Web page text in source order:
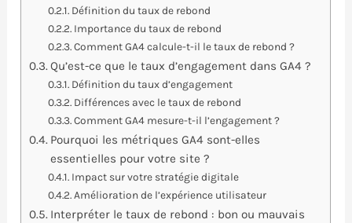
Définition du taux de rebond
Importance du taux de rebond
Comment GA4 calcule-t-il le taux de rebond ?
Qu’est-ce que le taux d’engagement dans GA4 ?
Définition du taux d’engagement
Différences avec le taux de rebond
Comment GA4 mesure-t-il l’engagement ?
Pourquoi les métriques GA4 sont-elles
essentielles pour votre site ?
Impact sur votre stratégie digitale
Amélioration de l’expérience utilisateur
Interpréter le taux de rebond : bon ou mauvais